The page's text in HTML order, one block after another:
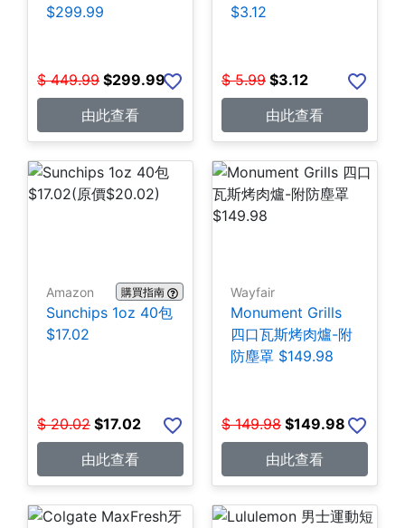
$299.99
$ 449.99 $299.99
由此查看
$3.12
$ 5.99 $3.12
由此查看
Amazon 購買指南
Sunchips 1oz 40包
$17.02
$ 20.02 $17.02
由此查看
Wayfair
Monument Grills
四口瓦斯烤肉爐-附
防塵罩 $149.98
$ 149.98 $149.98
由此查看